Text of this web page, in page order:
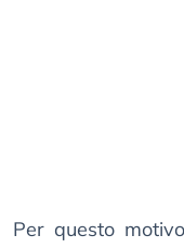
Per questo